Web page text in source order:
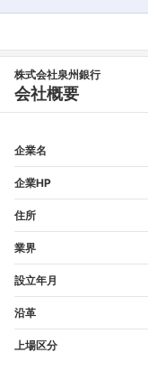
株式会社泉州銀行
会社概要
企業名
企業HP
住所
業界
設立年月
沿革
上場区分